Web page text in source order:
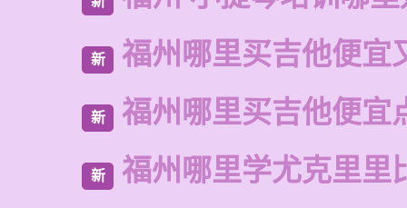
新 福州哪里买吉他便宜
新 福州哪里买吉他便宜
新 福州哪里学尤克里里